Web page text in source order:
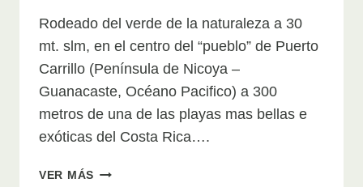
Rodeado del verde de la naturaleza a 30
mt. slm, en el centro del “pueblo” de Puerto
Carrillo (Península de Nicoya –
Guanacaste, Océano Pacifico) a 300
metros de una de las playas mas bellas e
exóticas del Costa Rica….
VER MÁS HOTEL